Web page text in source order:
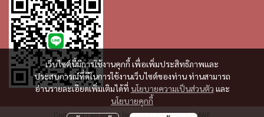
เว็บไซต์นี้มีการใช้งานคุกกี้ เพื่อเพิ่มประสิทธิภาพและ
ประสบการณ์ที่ดีในการใช้งานเว็บไซต์ของท่าน ท่านสามารถ
อ่านรายละเอียดเพิ่มเติมได้ที่ นโยบายความเป็นส่วนตัว และ
นโยบายคุกกี้
Copyright | All Rights Reserved | Powered by MWE